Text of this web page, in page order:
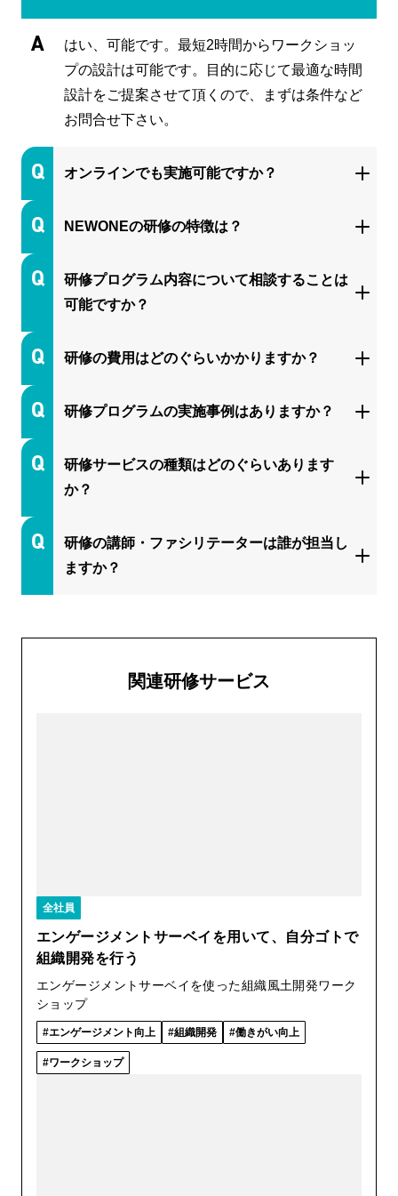
はい、可能です。最短2時間からワークショッ
プの設計は可能です。目的に応じて最適な時間
設計をご提案させて頂くので、まずは条件など
お問合せ下さい。
オンラインでも実施可能ですか？
NEWONEの研修の特徴は？
研修プログラム内容について相談することは
可能ですか？
研修の費用はどのぐらいかかりますか？
研修プログラムの実施事例はありますか？
研修サービスの種類はどのぐらいあります
か？
研修の講師・ファシリテーターは誰が担当し
ますか？
関連研修サービス
全社員
エンゲージメントサーベイを用いて、自分ゴトで
組織開発を行う
エンゲージメントサーベイを使った組織風土開発ワーク
ショップ
エンゲージメント向上 組織開発 働きがい向上
ワークショップ